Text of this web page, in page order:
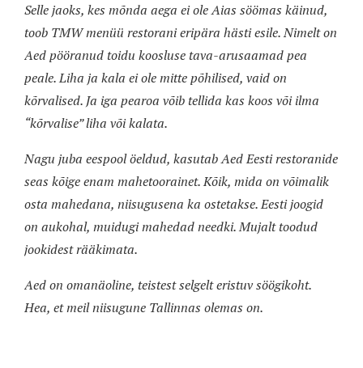
Selle jaoks, kes mõnda aega ei ole Aias söömas käinud,
toob TMW menüü restorani eripära hästi esile. Nimelt on
Aed pööranud toidu koosluse tava-arusaamad pea
peale. Liha ja kala ei ole mitte põhilised, vaid on
kõrvalised. Ja iga pearoa võib tellida kas koos või ilma
“kõrvalise” liha või kalata.
Nagu juba eespool öeldud, kasutab Aed Eesti restoranide
seas kõige enam mahetoorainet. Kõik, mida on võimalik
osta mahedana, niisugusena ka ostetakse. Eesti joogid
on aukohal, muidugi mahedad needki. Mujalt toodud
jookidest rääkimata.
Aed on omanäoline, teistest selgelt eristuv söögikoht.
Hea, et meil niisugune Tallinnas olemas on.